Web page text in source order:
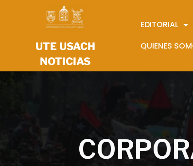
UTE USACH
NOTICIAS
EDITORIAL
QUIENES